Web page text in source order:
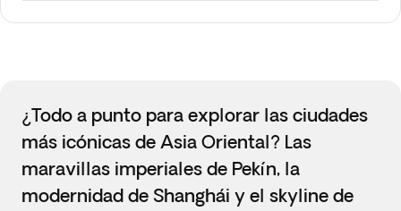
¿Todo a punto para explorar las ciudades
más icónicas de Asia Oriental? Las
maravillas imperiales de Pekín, la
modernidad de Shanghái y el skyline de